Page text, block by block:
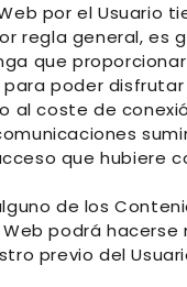
por el Usuario
regla general, es
que
poder disfrutar
al coste de
que hubiere
de los
podrá
previo del